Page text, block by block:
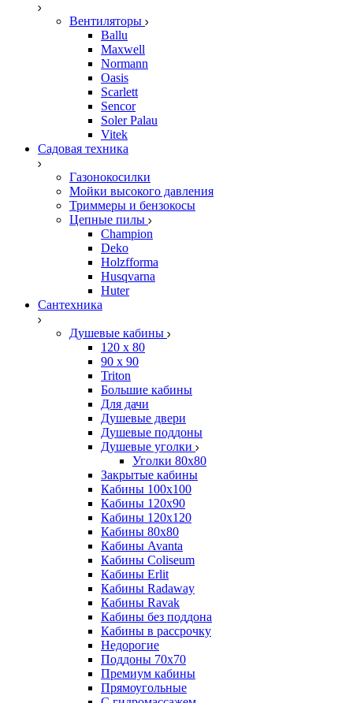
Вентиляторы
Ballu
Maxwell
Normann
Oasis
Scarlett
Sencor
Soler Palau
Vitek
Садовая техника
Газонокосилки
Мойки высокого давления
Триммеры и бензокосы
Цепные пилы
Champion
Deko
Holzfforma
Husqvarna
Huter
Сантехника
Душевые кабины
120 x 80
90 х 90
Triton
Большие кабины
Для дачи
Душевые двери
Душевые поддоны
Душевые уголки
Уголки 80х80
Закрытые кабины
Кабины 100x100
Кабины 120x90
Кабины 120х120
Кабины 80х80
Кабины Avanta
Кабины Coliseum
Кабины Erlit
Кабины Radaway
Кабины Ravak
Кабины без поддона
Кабины в рассрочку
Недорогие
Поддоны 70x70
Премиум кабины
Прямоугольные